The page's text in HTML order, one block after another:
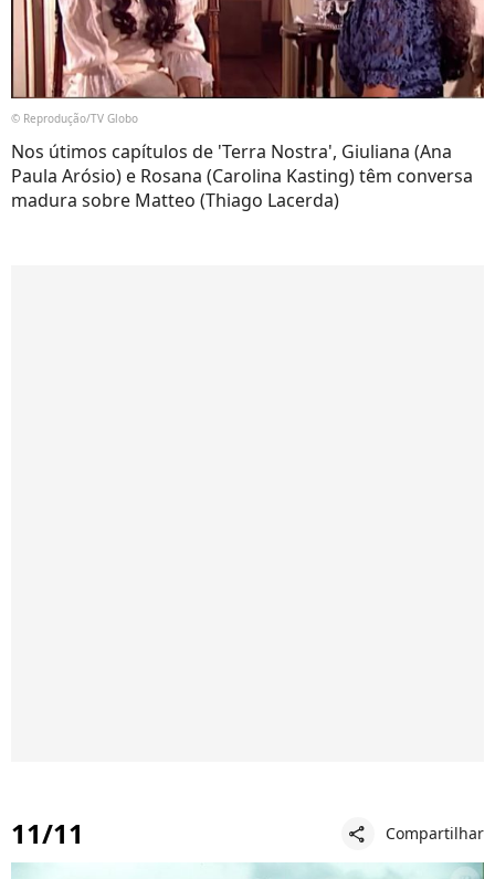
© Reprodução/TV Globo
Nos útimos capítulos de 'Terra Nostra', Giuliana (Ana
Paula Arósio) e Rosana (Carolina Kasting) têm conversa
madura sobre Matteo (Thiago Lacerda)
11/11 share Compartilhar